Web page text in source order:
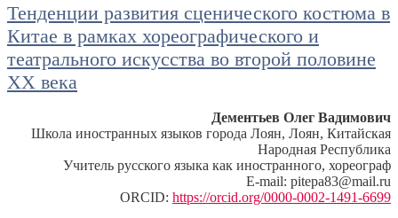
Тенденции развития сценического костюма в
Китае в рамках хореографического и
театрального искусства во второй половине
XX века
Дементьев Олег Вадимович
Школа иностранных языков города Лоян, Лоян, Китайская
Народная Республика
Учитель русского языка как иностранного, хореограф
E-mail: pitepa83@mail.ru
ORCID: https://orcid.org/0000-0002-1491-6699